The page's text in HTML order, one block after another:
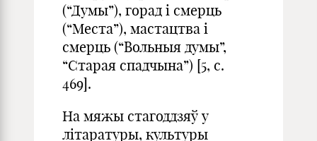
(“Думы”), горад і смерць
(“Места”), мастацтва і
смерць (“Вольныя думы”,
“Старая спадчына”) [5, с.
469].
На мяжы стагоддзяў у
літаратуры, культуры